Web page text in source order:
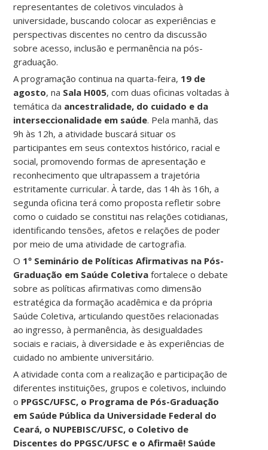
representantes de coletivos vinculados à
universidade, buscando colocar as experiências e
perspectivas discentes no centro da discussão
sobre acesso, inclusão e permanência na pós-
graduação.
A programação continua na quarta-feira, 19 de
agosto, na Sala H005, com duas oficinas voltadas à
temática da ancestralidade, do cuidado e da
interseccionalidade em saúde. Pela manhã, das
9h às 12h, a atividade buscará situar os
participantes em seus contextos histórico, racial e
social, promovendo formas de apresentação e
reconhecimento que ultrapassem a trajetória
estritamente curricular. À tarde, das 14h às 16h, a
segunda oficina terá como proposta refletir sobre
como o cuidado se constitui nas relações cotidianas,
identificando tensões, afetos e relações de poder
por meio de uma atividade de cartografia.
O 1º Seminário de Políticas Afirmativas na Pós-
Graduação em Saúde Coletiva fortalece o debate
sobre as políticas afirmativas como dimensão
estratégica da formação acadêmica e da própria
Saúde Coletiva, articulando questões relacionadas
ao ingresso, à permanência, às desigualdades
sociais e raciais, à diversidade e às experiências de
cuidado no ambiente universitário.
A atividade conta com a realização e participação de
diferentes instituições, grupos e coletivos, incluindo
o PPGSC/UFSC, o Programa de Pós-Graduação
em Saúde Pública da Universidade Federal do
Ceará, o NUPEBISC/UFSC, o Coletivo de
Discentes do PPGSC/UFSC e o Afirmaê! Saúde